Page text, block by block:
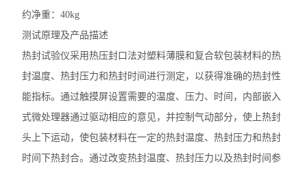
约净重：40kg
测试原理及产品描述
热封试验仪采用热压封口法对塑料薄膜和复合软包装材料的热
封温度、热封压力和热封时间进行测定 ， 以获得准确的热封性
能指标。通过触摸屏设置需要的温度、压力、时间，内部嵌入
式微处理器通过驱动相应的意见，并控制气动部分，使上热封
头上下运动，使包装材料在一定的热封温度、热封压力和热封
时间下热封合。通过改变热封温度、热封压力以及热封时间参